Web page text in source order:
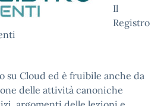
Il
Registro
su Cloud ed è fruibile anche da
delle attività canoniche